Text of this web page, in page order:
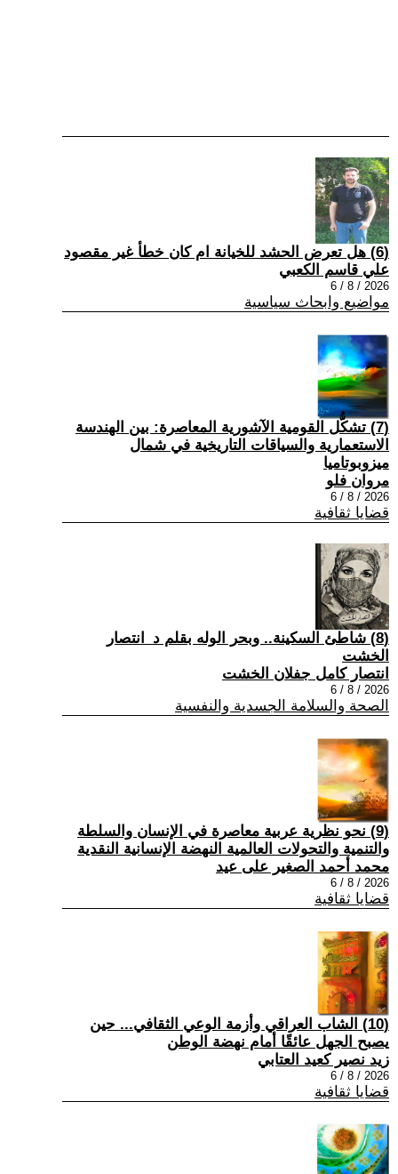
(6) هل تعرض الحشد للخيانة ام كان خطأ غير مقصود
علي قاسم الكعبي
2026 / 8 / 6
مواضيع وابحاث سياسية
(7) تشكُّل القومية الآشورية المعاصرة: بين الهندسة
الاستعمارية والسياقات التاريخية في شمال
ميزوبوتاميا
مروان فلو
2026 / 8 / 6
قضايا ثقافية
(8) شاطئ السكينة.. وبحر الوله بقلم د_انتصار
الخشت
انتصار كامل جفلان الخشت
2026 / 8 / 6
الصحة والسلامة الجسدية والنفسية
(9) نحو نظرية عربية معاصرة في الإنسان والسلطة
والتنمية والتحولات العالمية النهضة الإنسانية النقدية
محمد أحمد الصغير على عيد
2026 / 8 / 6
قضايا ثقافية
(10) الشاب العراقي وأزمة الوعي الثقافي... حين
يصبح الجهل عائقًا أمام نهضة الوطن
زيد نصير كعيد العتابي
2026 / 8 / 6
قضايا ثقافية